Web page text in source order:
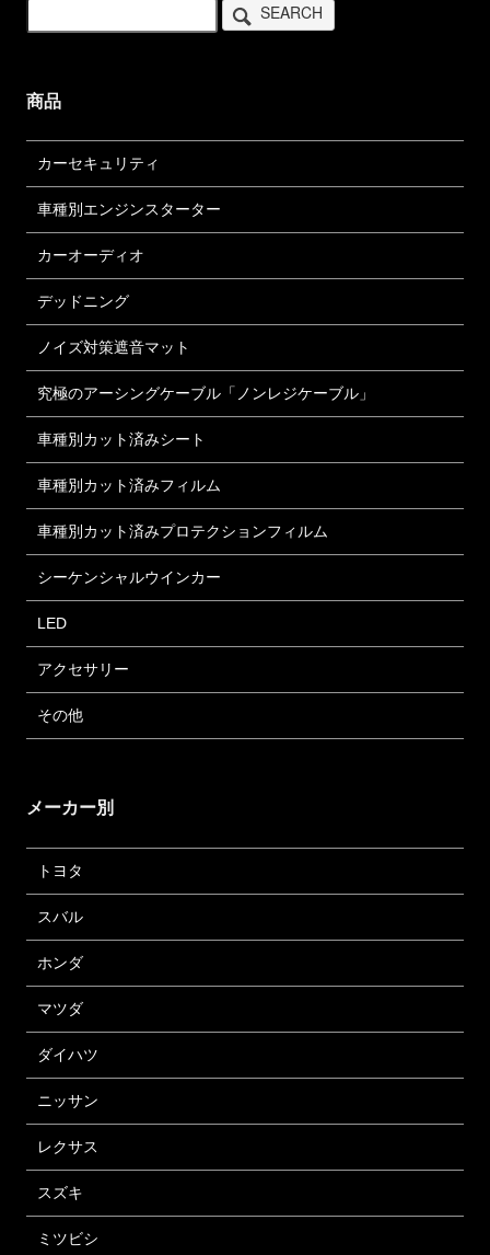
SEARCH
商品
カーセキュリティ
車種別エンジンスターター
カーオーディオ
デッドニング
ノイズ対策遮音マット
究極のアーシングケーブル「ノンレジケーブル」
車種別カット済みシート
車種別カット済みフィルム
車種別カット済みプロテクションフィルム
シーケンシャルウインカー
LED
アクセサリー
その他
メーカー別
トヨタ
スバル
ホンダ
マツダ
ダイハツ
ニッサン
レクサス
スズキ
ミツビシ